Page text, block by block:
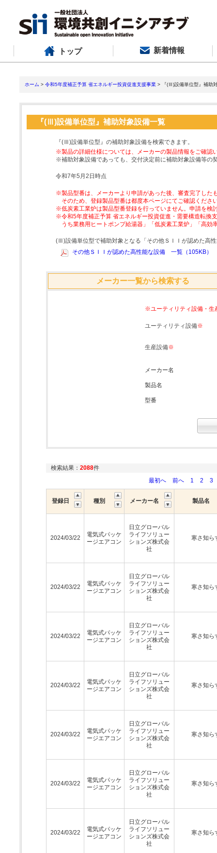
トップ 新着情報
ホーム > 令和5年度補正予算 省エネルギー投資促進支援事業 > 『(Ⅲ)設備単位型』補助
『(Ⅲ)設備単位型』補助対象設備一覧
『(Ⅲ)設備単位型』の補助対象設備を検索できます。
※製品の詳細仕様については、メーカーの製品情報をご確認
※補助対象設備であっても、交付決定前に補助対象設備等の
令和7年5月2日時点
※製品型番は、メーカーより申請があった後、審査完了した
そのため、登録製品型番は都度本ページにてご確認くださ
※低炭素工業炉は製品型番登録を行っていません。申請を検
※令和5年度補正予算 省エネルギー投資促進・需要構造転換
うち業務用ヒートポンプ給湯器」「低炭素工業炉」「高
(Ⅲ)設備単位型で補助対象となる「その他ＳＩＩが認めた高
その他ＳＩＩが認めた高性能な設備 一覧（105KB）
メーカー一覧から検索する
※ユーティリティ設備・生
ユーティリティ設備※
生産設備※
メーカー名
製品名
型番
検索結果： 2088件
最初へ
前へ 1 2 3
登録日 種別 メーカー名 製品名
2024/03/22
電気式パッケ
ージエアコン
日立グローバル
ライフソリュー
ションズ株式会
社
寒さ知ら
2024/03/22
電気式パッケ
ージエアコン
日立グローバル
ライフソリュー
ションズ株式会
社
寒さ知ら
2024/03/22
電気式パッケ
ージエアコン
日立グローバル
ライフソリュー
ションズ株式会
社
寒さ知ら
2024/03/22
電気式パッケ
ージエアコン
日立グローバル
ライフソリュー
ションズ株式会
社
寒さ知ら
2024/03/22
電気式パッケ
ージエアコン
日立グローバル
ライフソリュー
ションズ株式会
社
寒さ知ら
2024/03/22
電気式パッケ
ージエアコン
日立グローバル
ライフソリュー
ションズ株式会
社
寒さ知ら
2024/03/22
電気式パッケ
ージエアコン
日立グローバル
ライフソリュー
ションズ株式会
社
寒さ知ら